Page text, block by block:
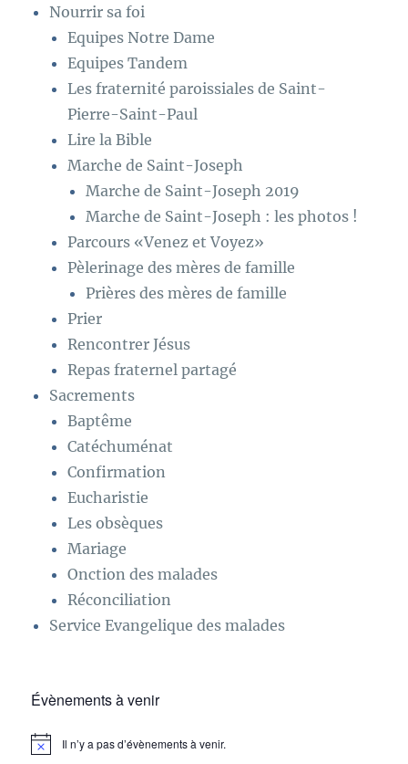
Nourrir sa foi
Equipes Notre Dame
Equipes Tandem
Les fraternité paroissiales de Saint-
Pierre-Saint-Paul
Lire la Bible
Marche de Saint-Joseph
Marche de Saint-Joseph 2019
Marche de Saint-Joseph : les photos !
Parcours «Venez et Voyez»
Pèlerinage des mères de famille
Prières des mères de famille
Prier
Rencontrer Jésus
Repas fraternel partagé
Sacrements
Baptême
Catéchuménat
Confirmation
Eucharistie
Les obsèques
Mariage
Onction des malades
Réconciliation
Service Evangelique des malades
Évènements à venir
N
Il n’y a pas d’évènements à venir.